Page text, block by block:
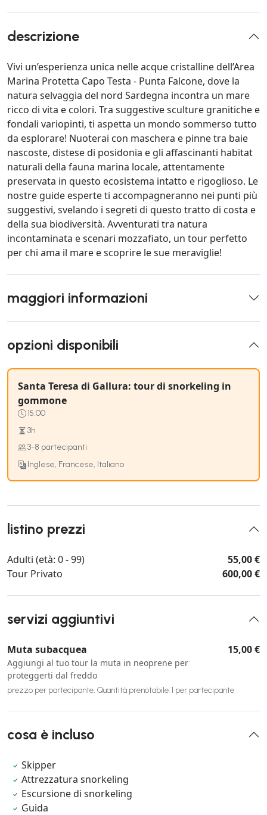
descrizione
Vivi un’esperienza unica nelle acque cristalline dell’Area
Marina Protetta Capo Testa - Punta Falcone, dove la
natura selvaggia del nord Sardegna incontra un mare
ricco di vita e colori. Tra suggestive sculture granitiche e
fondali variopinti, ti aspetta un mondo sommerso tutto
da esplorare! Nuoterai con maschera e pinne tra baie
nascoste, distese di posidonia e gli affascinanti habitat
naturali della fauna marina locale, attentamente
preservata in questo ecosistema intatto e rigoglioso. Le
nostre guide esperte ti accompagneranno nei punti più
suggestivi, svelando i segreti di questo tratto di costa e
della sua biodiversità. Avventurati tra natura
incontaminata e scenari mozzafiato, un tour perfetto
per chi ama il mare e scoprire le sue meraviglie!
maggiori informazioni
opzioni disponibili
Santa Teresa di Gallura: tour di snorkeling in
gommone
15:00
3h
3-8 partecipanti
Inglese, Francese, Italiano
listino prezzi
Adulti (età: 0 - 99)
55,00 €
Tour Privato
600,00 €
servizi aggiuntivi
Muta subacquea
Aggiungi al tuo tour la muta in neoprene per
proteggerti dal freddo
15,00 €
prezzo per partecipante, Quantità prenotabile: 1 per partecipante
cosa è incluso
Skipper
Attrezzatura snorkeling
Escursione di snorkeling
Guida